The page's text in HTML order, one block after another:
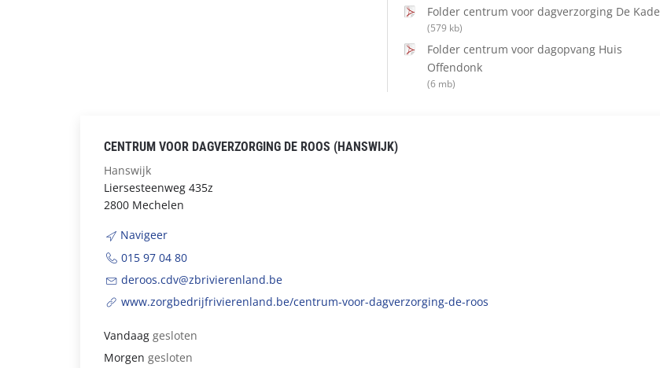
Folder centrum voor dagverzorging De Kade
(579 kb)
Folder centrum voor dagopvang Huis
Offendonk
(6 mb)
CENTRUM VOOR DAGVERZORGING DE ROOS (HANSWIJK)
Hanswijk
Liersesteenweg 435z
2800 Mechelen
Navigeer
015 97 04 80
deroos.cdv@zbrivierenland.be
www.zorgbedrijfrivierenland.be/centrum-voor-dagverzorging-de-roos
Vandaag gesloten
Morgen gesloten